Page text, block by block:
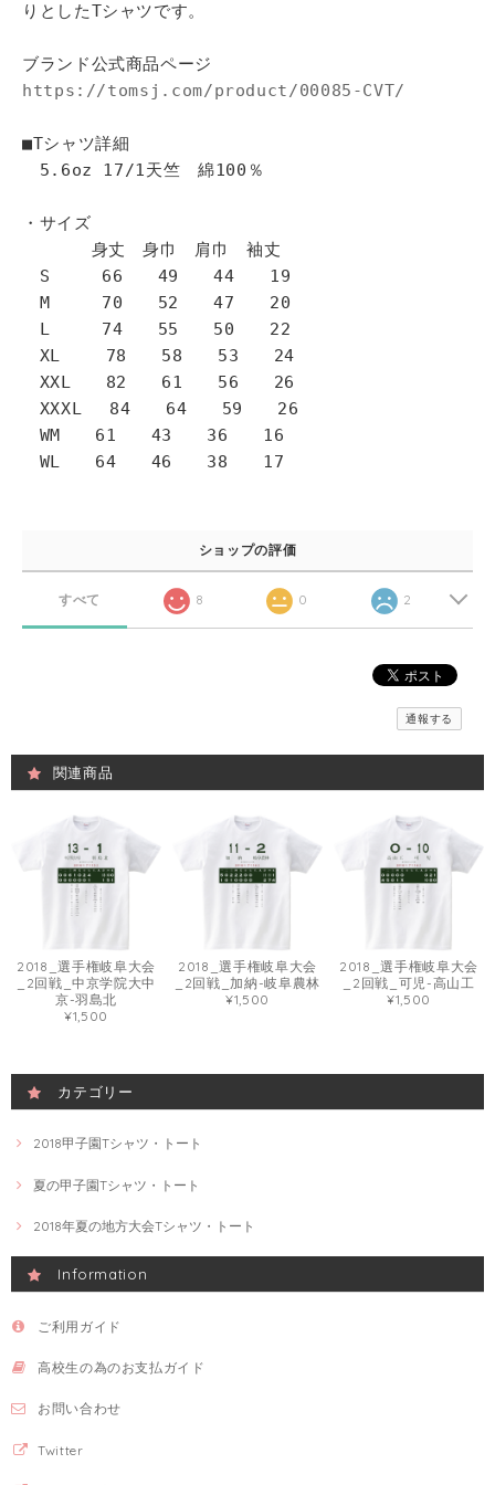
りとしたTシャツです。
ブランド公式商品ページ
https://tomsj.com/product/00085-CVT/
■Tシャツ詳細
5.6oz 17/1天竺 綿100％
・サイズ
身丈 身巾 肩巾 袖丈
S 66 49 44 19
M 70 52 47 20
L 74 55 50 22
XL 78 58 53 24
XXL 82 61 56 26
XXXL 84 64 59 26
WM 61 43 36 16
WL 64 46 38 17
ショップの評価
すべて 8 0 2
通報する
関連商品
2018_選手権岐阜大会
_2回戦_中京学院大中
京-羽島北
¥1,500
2018_選手権岐阜大会
_2回戦_加納-岐阜農林
¥1,500
2018_選手権岐阜大会
_2回戦_可児-高山工
¥1,500
カテゴリー
2018甲子園Tシャツ・トート
夏の甲子園Tシャツ・トート
2018年夏の地方大会Tシャツ・トート
Information
ご利用ガイド
高校生の為のお支払ガイド
お問い合わせ
Twitter